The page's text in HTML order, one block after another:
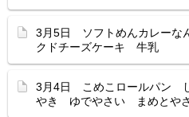
3月5日 ソフトめんカレー
クドチーズケーキ 牛乳
3月4日 こめこロールパン
やき ゆでやさい まめとや